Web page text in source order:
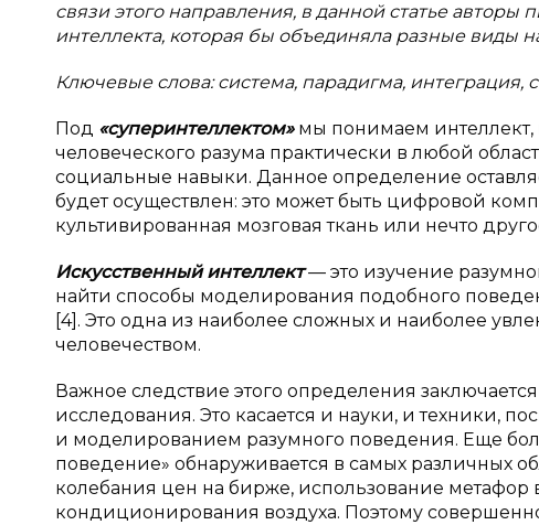
связи этого направления, в данной статье
интеллекта, которая бы объединяла разные виды
Ключевые слова: система, парадигма,
Под «суперинтеллектом»мы понимаем интеллект,
человеческого разума практически в любой
социальные навыки. Данное определение
будет осуществлен: это может быть цифровой
культивированная мозговая ткань или нечто
Искусственный интеллект— это изучение
найти способы моделирования подобного
[4]. Это одна из наиболее сложных и наиболее
человечеством.
Важное следствие этого определения
исследования. Это касается и науки, и техники,
и моделированием разумного поведения. Еще
поведение» обнаруживается в самых различных
колебания цен на бирже, использование метафор
кондиционирования воздуха. Поэтому